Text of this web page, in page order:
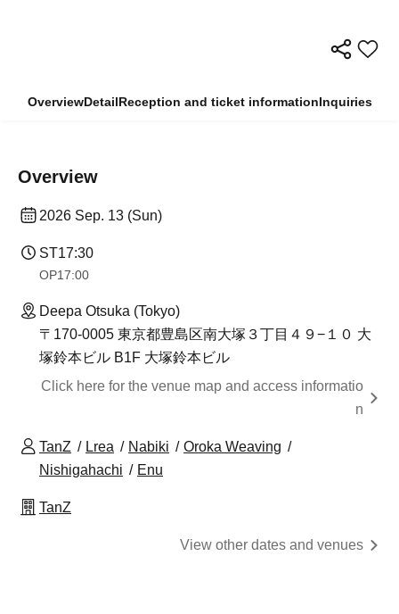
OverviewDetailReception and ticket informationInquiries
Overview
2026 Sep. 13 (Sun)
ST17:30
OP17:00
Deepa Otsuka (Tokyo)
〒170-0005 東京都豊島区南大塚３丁目４９−１０ 大
塚鈴本ビル B1F 大塚鈴本ビル
Click here for the venue map and access informatio
n
TanZ Lrea Nabiki
Oroka Weaving
Nishigahachi
Enu
TanZ
View other dates and venues